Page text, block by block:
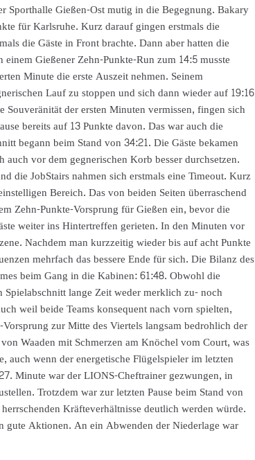
Gießen-Ost mutig in die Begegnung. Bakary
für Karlsruhe. Kurz darauf gingen erstmals die
die Gäste in Front brachte. Dann aber hatten die
Gießener Zehn-Punkte-Run zum 14:5 musste
Minute die erste Auszeit nehmen. Seinem
Lauf zu stoppen und sich dann wieder auf 19:16
der ersten Minuten vermissen, fingen sich
bereits auf 13 Punkte davon. Das war auch die
begann beim Stand von 34:21. Die Gäste bekamen
vor dem gegnerischen Korb besser durchsetzen.
die JobStairs nahmen sich erstmals eine Timeout. Kurz
Bereich. Das von beiden Seiten überraschend
Zehn-Punkte-Vorsprung für Gießen ein, bevor die
weiter ins Hintertreffen gerieten. In den Minuten vor
Nachdem man kurzzeitig wieder bis auf acht Punkte
mehrfach das bessere Ende für sich. Die Bilanz des
beim Gang in die Kabinen: 61:48. Obwohl die
lange Zeit weder merklich zu- noch
weil beide Teams konsequent nach vorn spielten,
zur Mitte des Viertels langsam bedrohlich der
Waaden mit Schmerzen am Knöchel vom Court, was
wenn der energetische Flügelspieler im letzten
Minute war der LIONS-Cheftrainer gezwungen, in
Trotzdem war zur letzten Pause beim Stand von
Kräfteverhältnisse deutlich werden würde.
gute Aktionen. An ein Abwenden der Niederlage war